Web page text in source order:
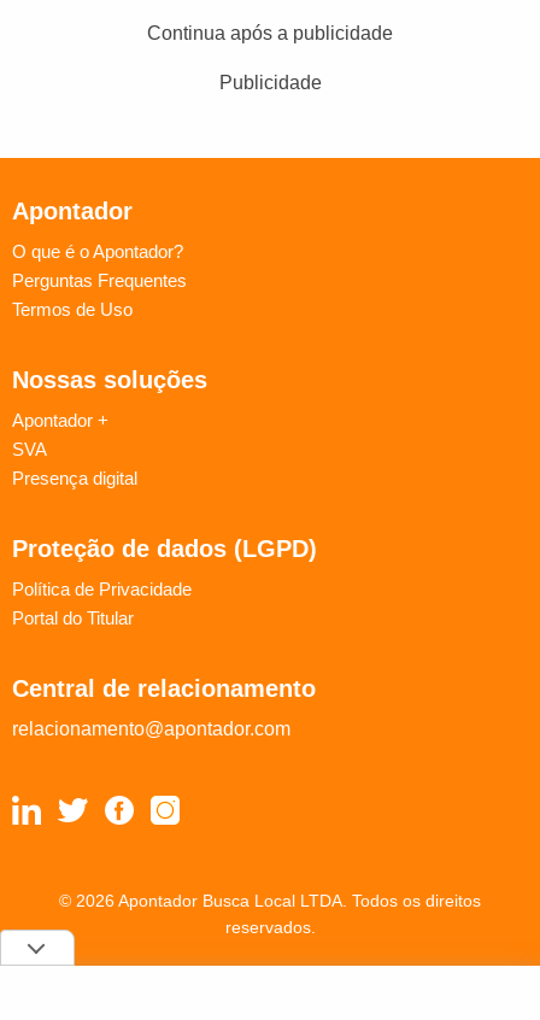
Continua após a publicidade
Publicidade
Apontador
O que é o Apontador?
Perguntas Frequentes
Termos de Uso
Nossas soluções
Apontador +
SVA
Presença digital
Proteção de dados (LGPD)
Política de Privacidade
Portal do Titular
Central de relacionamento
relacionamento@apontador.com
© 2026 Apontador Busca Local LTDA. Todos os direitos
reservados.